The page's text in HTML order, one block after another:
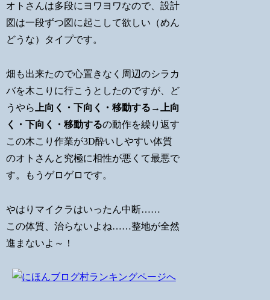
オトさんは多段にヨワヨワなので、設計
図は一段ずつ図に起こして欲しい（めん
どうな）タイプです。
畑も出来たので心置きなく周辺のシラカ
バを木こりに行こうとしたのですが、ど
うやら
上向く・下向く・移動する→上向
く・下向く・移動するの動作を繰り返す
この木こり作業が3D酔いしやすい体質
のオトさんと究極に相性が悪くて最悪で
す。もうゲロゲロです。
やはりマイクラはいったん中断……
この体質、治らないよね……整地が全然
進まないよ～！